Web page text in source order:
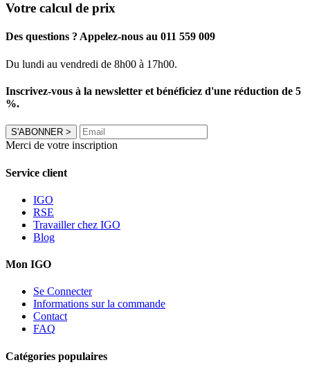
Votre calcul de prix
Des questions ? Appelez-nous au 011 559 009
Du lundi au vendredi de 8h00 à 17h00.
Inscrivez-vous à la newsletter et bénéficiez d'une réduction de 5
%.
S'ABONNER >
Merci de votre inscription
Service client
IGO
RSE
Travailler chez IGO
Blog
Mon IGO
Se Connecter
Informations sur la commande
Contact
FAQ
Catégories populaires